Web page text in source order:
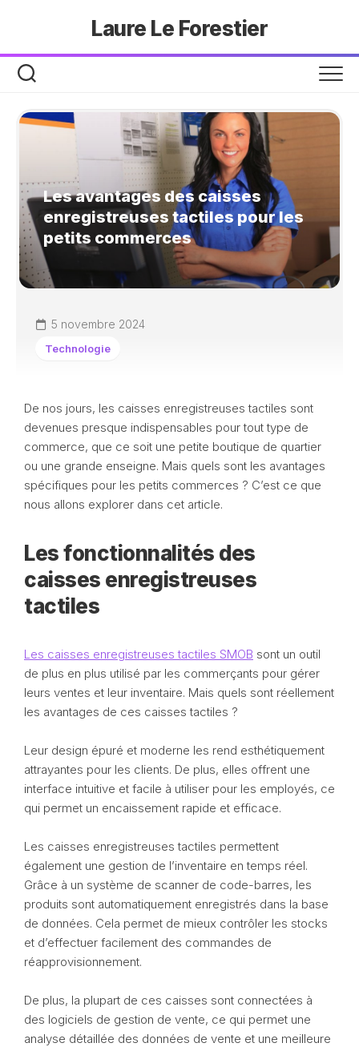
Laure Le Forestier
Les avantages des caisses
enregistreuses tactiles pour les
petits commerces
5 novembre 2024
Technologie
De nos jours, les caisses enregistreuses tactiles sont
devenues presque indispensables pour tout type de
commerce, que ce soit une petite boutique de quartier
ou une grande enseigne. Mais quels sont les avantages
spécifiques pour les petits commerces ? C’est ce que
nous allons explorer dans cet article.
Les fonctionnalités des
caisses enregistreuses
tactiles
Les caisses enregistreuses tactiles SMOB sont un outil
de plus en plus utilisé par les commerçants pour gérer
leurs ventes et leur inventaire. Mais quels sont réellement
les avantages de ces caisses tactiles ?
Leur design épuré et moderne les rend esthétiquement
attrayantes pour les clients. De plus, elles offrent une
interface intuitive et facile à utiliser pour les employés, ce
qui permet un encaissement rapide et efficace.
Les caisses enregistreuses tactiles permettent
également une gestion de l’inventaire en temps réel.
Grâce à un système de scanner de code-barres, les
produits sont automatiquement enregistrés dans la base
de données. Cela permet de mieux contrôler les stocks
et d’effectuer facilement des commandes de
réapprovisionnement.
De plus, la plupart de ces caisses sont connectées à
des logiciels de gestion de vente, ce qui permet une
analyse détaillée des données de vente et une meilleure